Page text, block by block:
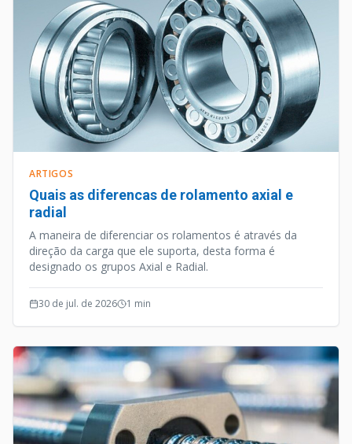
ARTIGOS
Quais as diferencas de rolamento axial e
radial
A maneira de diferenciar os rolamentos é através da
direção da carga que ele suporta, desta forma é
designado os grupos Axial e Radial.
30 de jul. de 2026 1 min